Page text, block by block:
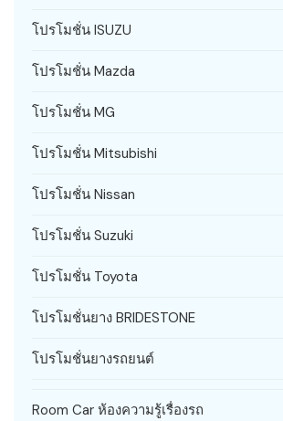
โปรโมชั่น ISUZU
โปรโมชั่น Mazda
โปรโมชั่น MG
โปรโมชั่น Mitsubishi
โปรโมชั่น Nissan
โปรโมชั่น Suzuki
โปรโมชั่น Toyota
โปรโมชั่นยาง BRIDESTONE
โปรโมชั่นยางรถยนต์
Room Car ห้องความรู้เรื่องรถ